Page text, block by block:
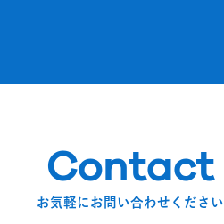
Contact
お気軽にお問い合わせください